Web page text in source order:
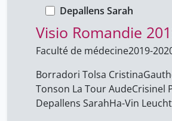
Depallens Sarah
Fisher Fumeaux Céline
Garcia-Villarrubia Muñoz
Gauthey Magali
Gay Gaëllle
Visio Romandie
Faculté de médecine2019-
Borradori Tolsa Cristina
Tonson La Tour AudeCrisinel
Depallens SarahHa-Vin